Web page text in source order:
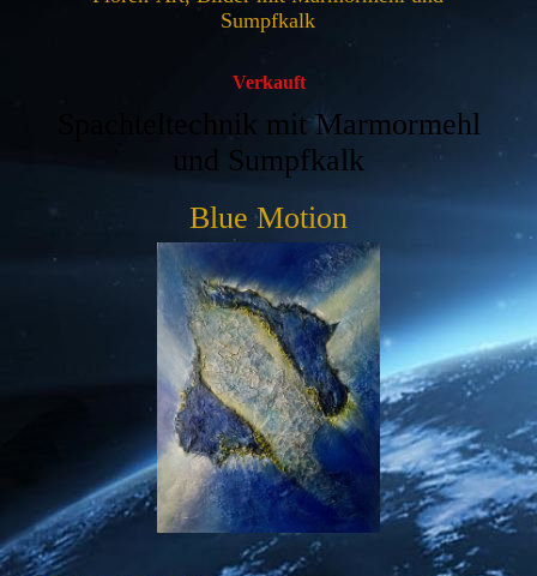
Sumpfkalk
Verkauft
Spachteltechnik mit Marmormehl
und Sumpfkalk
Blue Motion